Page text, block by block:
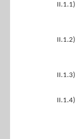
II.1.1)
II.1.2)
II.1.3)
II.1.4)